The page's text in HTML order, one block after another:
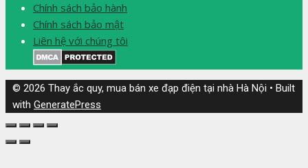
Chính sách bảo hành
Chính sách bảo mật
Liên hệ với chúng tôi
© 2026 Thay ắc quy, mua bán xe đạp điện tại nhà Hà Nội • Built
with GeneratePress